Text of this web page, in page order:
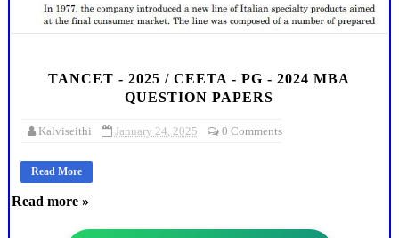
TANCET - 2025 / CEETA - PG - 2024 MBA
QUESTION PAPERS
Kalviseithi January 24, 2025 0 Comments
Read More
Read more »